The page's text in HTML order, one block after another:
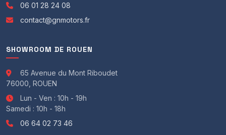
06 01 28 24 08
contact@gnmotors.fr
SHOWROOM DE ROUEN
65 Avenue du Mont Riboudet
76000, ROUEN
Lun - Ven : 10h - 19h
Samedi : 10h - 18h
06 64 02 73 46